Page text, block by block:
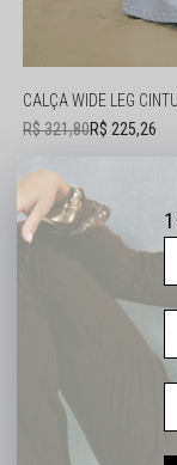
CALÇA WIDE LEG
R$ 321,80R$ 225,26
R$